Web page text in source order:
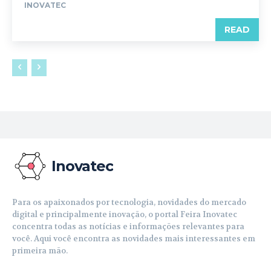
INOVATEC
READ
Inovatec
Para os apaixonados por tecnologia, novidades do mercado
digital e principalmente inovação, o portal Feira Inovatec
concentra todas as notícias e informações relevantes para
você. Aqui você encontra as novidades mais interessantes em
primeira mão.